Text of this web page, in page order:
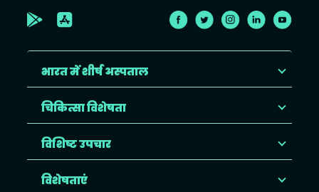
भारत में शीर्ष अस्पताल
चिकित्सा विशेषता
विशिष्ट उपचार
विशेषताएं